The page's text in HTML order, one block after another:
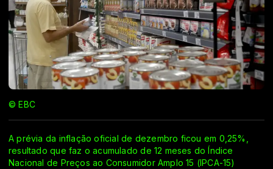
© EBC
A prévia da inflação oficial de dezembro ficou em 0,25%,
resultado que faz o acumulado de 12 meses do Índice
Nacional de Preços ao Consumidor Amplo 15 (IPCA-15)